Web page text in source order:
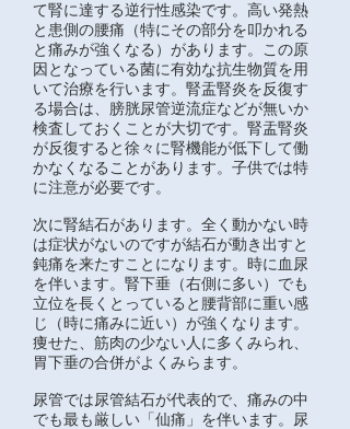
て腎に達する逆行性感染です。高い発熱
と患側の腰痛（特にその部分を叩かれる
と痛みが強くなる）があります。この原
因となっている菌に有効な抗生物質を用
いて治療を行います。腎盂腎炎を反復す
る場合は、膀胱尿管逆流症などが無いか
検査しておくことが大切です。腎盂腎炎
が反復すると徐々に腎機能が低下して働
かなくなることがあります。子供では特
に注意が必要です。
次に腎結石があります。全く動かない時
は症状がないのですが結石が動き出すと
鈍痛を来たすことになります。時に血尿
を伴います。腎下垂（右側に多い）でも
立位を長くとっていると腰背部に重い感
じ（時に痛みに近い）が強くなります。
痩せた、筋肉の少ない人に多くみられ、
胃下垂の合併がよくみらます。
尿管では尿管結石が代表的で、痛みの中
でも最も厳しい「仙痛」を伴います。尿